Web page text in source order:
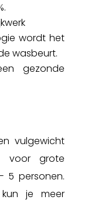
wordt het
wasbeurt.
gezonde
vulgewicht
voor grote
5 personen.
je meer